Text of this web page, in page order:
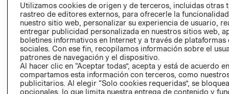
AVISO DE
PRIVACIDAD
GIFT CARD
AVISO DE
Utilizamos cookies de origen y de terceros, incluidas otras
rastreo de editores externos, para ofrecerle la
nuestro sitio web, personalizar su experiencia de usuario,
entregar publicidad personalizada en nuestros sitios web,
boletines informativos en Internet y a través de plataformas
sociales. Con ese fin, recopilamos información sobre el
patrones de navegación y el dispositivo.
Al hacer clic en “Aceptar todas”, acepta y está de acuerdo
compartamos esta información con terceros, como
publicitarios. Al elegir “Solo cookies requeridas”, se
opcionales, lo que limita nuestra entrega de contenido y